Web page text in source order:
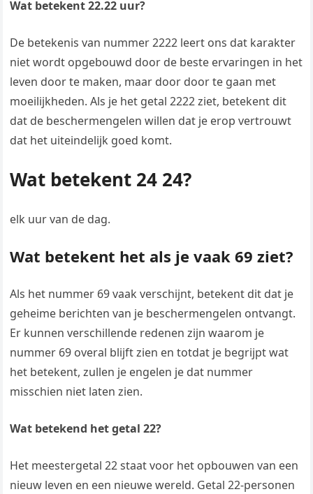
Wat betekent 22.22 uur?
De betekenis van nummer 2222 leert ons dat karakter
niet wordt opgebouwd door de beste ervaringen in het
leven door te maken, maar door door te gaan met
moeilijkheden. Als je het getal 2222 ziet, betekent dit
dat de beschermengelen willen dat je erop vertrouwt
dat het uiteindelijk goed komt.
Wat betekent 24 24?
elk uur van de dag.
Wat betekent het als je vaak 69 ziet?
Als het nummer 69 vaak verschijnt, betekent dit dat je
geheime berichten van je beschermengelen ontvangt.
Er kunnen verschillende redenen zijn waarom je
nummer 69 overal blijft zien en totdat je begrijpt wat
het betekent, zullen je engelen je dat nummer
misschien niet laten zien.
Wat betekend het getal 22?
Het meestergetal 22 staat voor het opbouwen van een
nieuw leven en een nieuwe wereld. Getal 22-personen